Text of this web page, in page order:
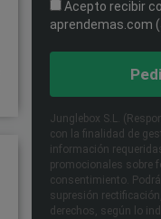
Acepto recibir
aprendemas.com
Junglebox S.L.
con la finalidad de
información
promocionales sobre
consentimiento.
supresión
derechos, según lo